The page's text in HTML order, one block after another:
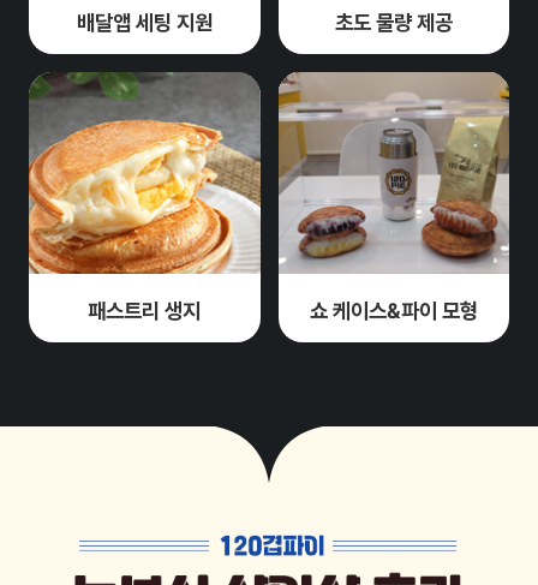
배달앱 세팅 지원 초도 물량 제공
패스트리 생지 쇼 케이스&파이 모형